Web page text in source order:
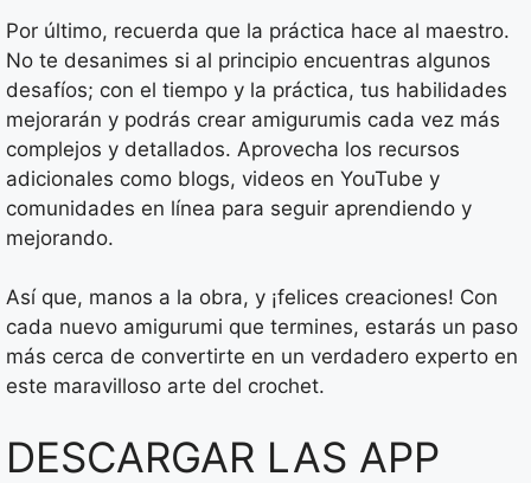
Por último, recuerda que la práctica hace al maestro.
No te desanimes si al principio encuentras algunos
desafíos; con el tiempo y la práctica, tus habilidades
mejorarán y podrás crear amigurumis cada vez más
complejos y detallados. Aprovecha los recursos
adicionales como blogs, videos en YouTube y
comunidades en línea para seguir aprendiendo y
mejorando.
Así que, manos a la obra, y ¡felices creaciones! Con
cada nuevo amigurumi que termines, estarás un paso
más cerca de convertirte en un verdadero experto en
este maravilloso arte del crochet.
DESCARGAR LAS APP